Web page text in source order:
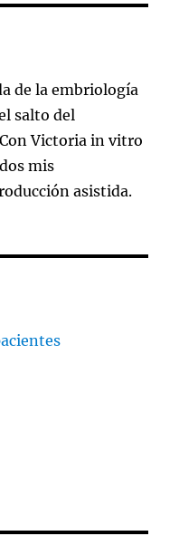
de la embriología
salto del
Victoria in vitro
mis
asistida.